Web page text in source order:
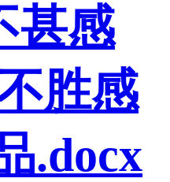
甚感
胜感
.docx